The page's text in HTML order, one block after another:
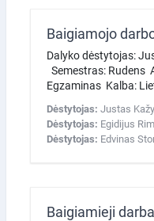
Baigiamojo
Dalyko dėstytojas:
Semestras: Rudens
Egzaminas Kalba:
Dėstytojas: Justas
Dėstytojas: Egidijus
Dėstytojas: Edvinas
Baigiamieji